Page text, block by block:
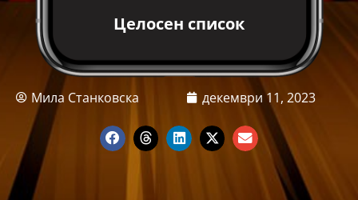
Целосен список
Мила Станковска декември 11, 2023